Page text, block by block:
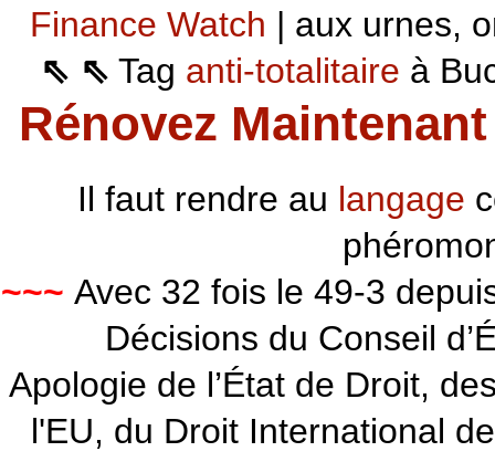
Finance Watch | aux urnes,
⇖ ⇖ Tag anti-totalitaire à
Rénovez
Il faut rendre au langage
~~~ Avec 32 fois le 49-3
Décisions du Conseil
Apologie de l’État de Droit,
l'EU, du Droit International